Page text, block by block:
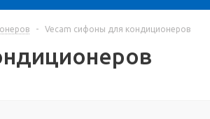
- Vecam сифоны для кондиционеров